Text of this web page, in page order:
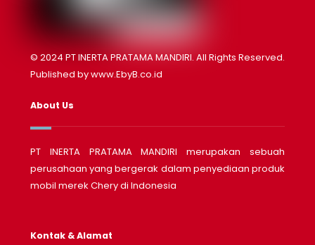
© 2024 PT INERTA PRATAMA MANDIRI. All Rights Reserved.
Published bywww.EbyB.co.id
About Us
PT INERTA PRATAMA MANDIRI merupakan sebuah
perusahaan yang bergerak dalam penyediaan produk
mobil merek Chery di Indonesia
Kontak & Alamat